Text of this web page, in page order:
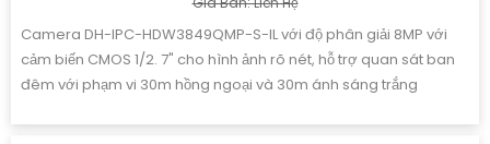
Camera DH-IPC-HDW3849QMP-S-IL với độ phân giải 8MP với
cảm biến CMOS 1/2. 7" cho hình ảnh rõ nét, hỗ trợ quan sát ban
đêm với phạm vi 30m hồng ngoại và 30m ánh sáng trắng